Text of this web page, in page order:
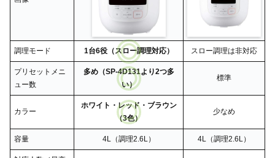
調理モード 1台6役（スロー調理対応） スロー調理は非対応
プリセットメニ
ュー数
多め（SP-4D131より2つ多
い）
標準
カラー
ホワイト・レッド・ブラウン
（3色）
少なめ
容量 4L（調理2.6L） 4L（調理2.6L）